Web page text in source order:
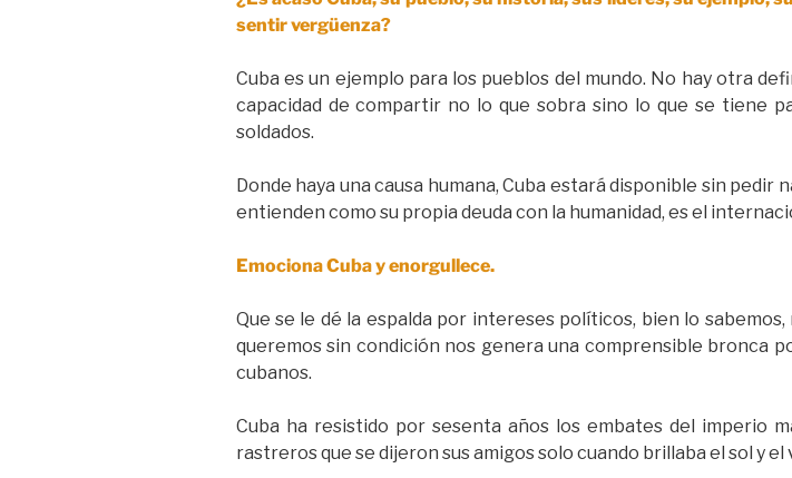
sentir vergüenza?
Cuba es un ejemplo para los pueblos del mundo. No hay otra
capacidad de compartir no lo que sobra sino lo que se tiene
soldados.
Donde haya una causa humana, Cuba estará disponible sin pedir
entienden como su propia deuda con la humanidad, es el
Emociona Cuba y enorgullece.
Que se le dé la espalda por intereses políticos, bien lo
queremos sin condición nos genera una comprensible bronca
cubanos.
Cuba ha resistido por sesenta años los embates del imperio
rastreros que se dijeron sus amigos solo cuando brillaba el sol y